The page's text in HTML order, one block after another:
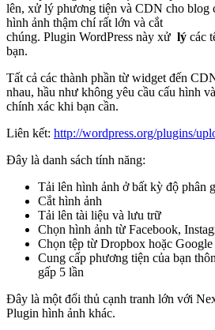
lên, xử lý phương tiện và CDN cho blog
hình ảnh thậm chí rất lớn và cắt
chúng. Plugin WordPress này xử lý các
bạn.
Tất cả các thành phần từ widget đến
nhau, hầu như không yêu cầu cấu hình
chính xác khi bạn cần.
Liên kết: http://wordpress.org/plugins/
Đây là danh sách tính năng:
Tải lên hình ảnh ở bất kỳ độ phân
Cắt hình ảnh
Tải lên tài liệu và lưu trữ
Chọn hình ảnh từ Facebook,
Chọn tệp từ Dropbox hoặc
Cung cấp phương tiện của bạn
gấp 5 lần
Đây là một đối thủ cạnh tranh lớn với
Plugin hình ảnh khác.